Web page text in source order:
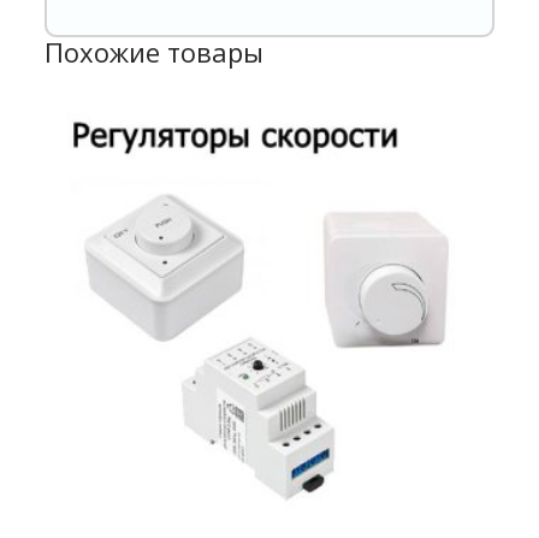
Похожие товары